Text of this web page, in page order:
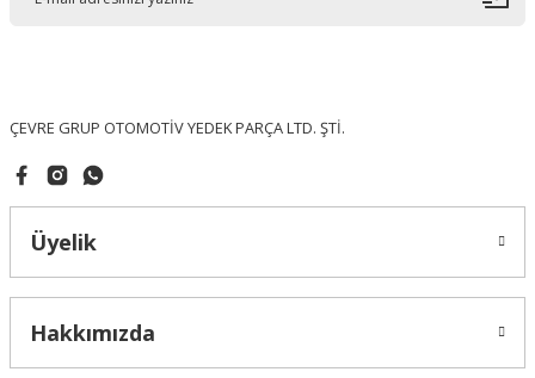
ÇEVRE GRUP OTOMOTİV YEDEK PARÇA LTD. ŞTİ.
Üyelik
Hakkımızda